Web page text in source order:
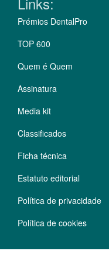
Prémios DentalPro
TOP 600
Quem é Quem
Assinatura
Media kit
Classificados
Ficha técnica
Estatuto editorial
Política de privacidade
Política de cookies